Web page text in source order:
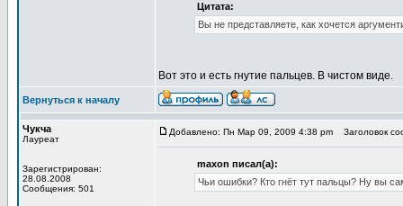
Цитата:
Вы не представляете, как хочется
Вот это и есть гнутие пальцев. В чистом виде.
Вернуться к началу
Чукча
Лауреат
Зарегистрирован:
28.08.2008
Сообщения: 501
Добавлено: Пн Мар 09, 2009 4:38 pm Заголовок
maxon писал(а):
Чьи ошибки? Кто гнёт тут пальцы? Ну вы